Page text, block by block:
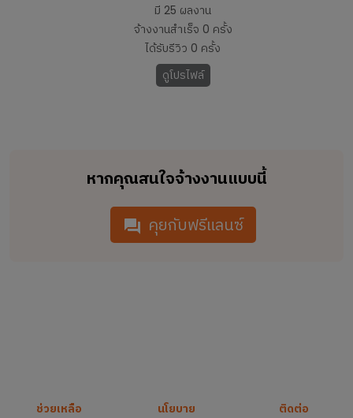
มี 25 ผลงาน
จ้างงานสำเร็จ 0 ครั้ง
ได้รับรีวิว 0 ครั้ง
ดูโปรไฟล์
หากคุณสนใจจ้างงานแบบนี้
คุยกับฟรีแลนซ์
ช่วยเหลือ
นโยบาย
ติดต่อ